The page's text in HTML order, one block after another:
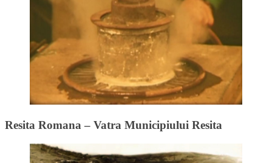
Resita Romana – Vatra Municipiului Resita